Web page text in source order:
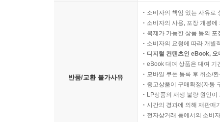
반품/교환 불가사유
소비자의 책임 있는 사유로
소비자의 사용, 포장 개봉
복제가 가능한 상품 등의
소비자의 요청에 따라 개별
디지털 컨텐츠인 eBook,
eBook 대여 상품은 대여 기
모바일 쿠폰 등록 후 취소/
중고상품이 구매확정(자동
LP상품의 재생 불량 원인
시간의 경과에 의해 재판매
전자상거래 등에서의 소비